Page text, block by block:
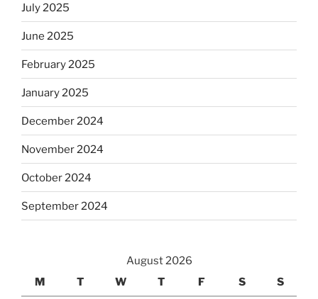
July 2025
June 2025
February 2025
January 2025
December 2024
November 2024
October 2024
September 2024
August 2026
M
T W T F S S